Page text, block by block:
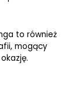
to również
mogący